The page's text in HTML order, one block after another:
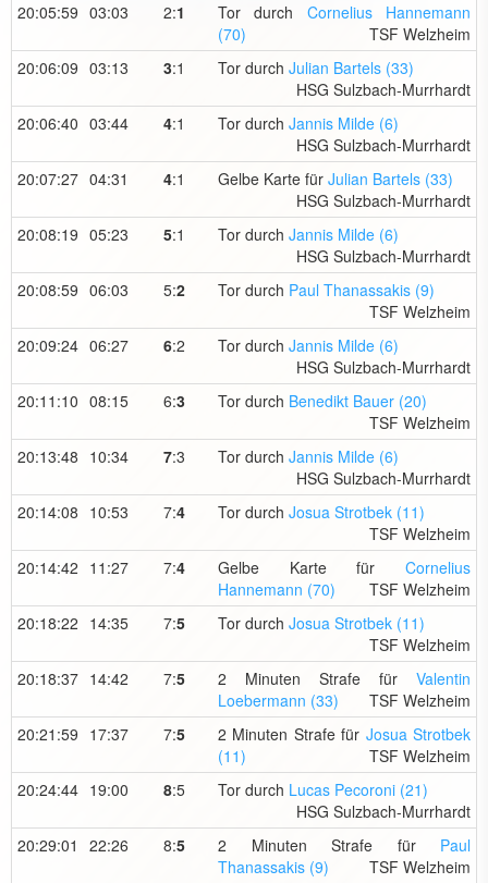
20:05:59 03:03 2:1 Tor durch Cornelius Hannemann
(70)
TSF Welzheim
20:06:09 03:13 3:1 Tor durch Julian Bartels (33)
HSG Sulzbach-Murrhardt
20:06:40 03:44 4:1 Tor durch Jannis Milde (6)
HSG Sulzbach-Murrhardt
20:07:27 04:31 4:1 Gelbe Karte für Julian Bartels (33)
HSG Sulzbach-Murrhardt
20:08:19 05:23 5:1 Tor durch Jannis Milde (6)
HSG Sulzbach-Murrhardt
20:08:59 06:03 5:2 Tor durch Paul Thanassakis (9)
TSF Welzheim
20:09:24 06:27 6:2 Tor durch Jannis Milde (6)
HSG Sulzbach-Murrhardt
20:11:10 08:15 6:3 Tor durch Benedikt Bauer (20)
TSF Welzheim
20:13:48 10:34 7:3 Tor durch Jannis Milde (6)
HSG Sulzbach-Murrhardt
20:14:08 10:53 7:4 Tor durch Josua Strotbek (11)
TSF Welzheim
20:14:42 11:27 7:4 Gelbe Karte für Cornelius
Hannemann (70)
TSF Welzheim
20:18:22 14:35 7:5 Tor durch Josua Strotbek (11)
TSF Welzheim
20:18:37 14:42 7:5 2 Minuten Strafe für Valentin
Loebermann (33)
TSF Welzheim
20:21:59 17:37 7:5 2 Minuten Strafe für Josua Strotbek
(11)
TSF Welzheim
20:24:44 19:00 8:5 Tor durch Lucas Pecoroni (21)
HSG Sulzbach-Murrhardt
20:29:01
22:26 8:5 2 Minuten Strafe für Paul
Thanassakis (9)
TSF Welzheim